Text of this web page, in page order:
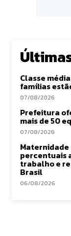
Classe
famílias
07/08/2026
Prefeitura
mais de 50
07/08/2026
percentuais
trabalho e
Brasil
06/08/2026